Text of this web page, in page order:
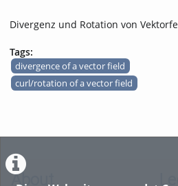
Divergenz und Rotation von
Tags:
divergence of a vector field
curl/rotation of a vector field
About